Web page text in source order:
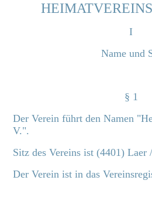
I
Name und
§ 1
Der Verein führt den Namen
V.".
Sitz des Vereins ist (4401) Laer
Der Verein ist in das